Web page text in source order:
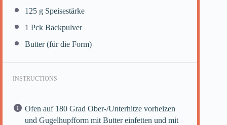
125 g Speisestärke
1 Pck Backpulver
Butter (für die Form)
INSTRUCTIONS
Ofen auf 180 Grad Ober-/Unterhitze vorheizen
und Gugelhupfform mit Butter einfetten und mit